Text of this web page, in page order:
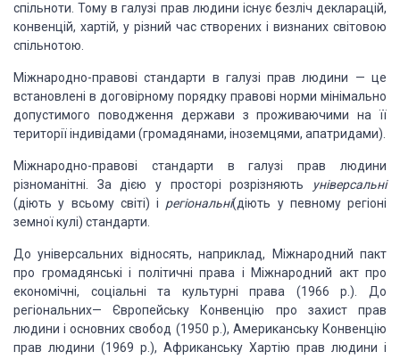
спільноти. Тому в галузі прав людини існує безліч декла­рацій,
конвенцій, хартій, у різний час створених і визнаних світовою
спільнотою.
Міжнародно-правові стандарти в галузі прав люди­ни —це
встановлені в договірному порядку правові норми мінімально
допустимого поводження держави з проживаючими на її
території індивідами (громадянами, іноземця­ми, апатридами).
Міжнародно-правові стандарти в галузі прав людини
різноманітні. За дією у просторі розрізняють
універсальні
(діють у всьому світі) і регіональні(діють у певному регіо­ні
земної кулі) стандарти.
До універсальних відносять, наприклад, Міжнарод­ний пакт
про громадянські і політичні права і Міжнарод­ний акт про
економічні, соціальні та культурні права (1966p .). До
регіональних—Європейську Конвенцію про захист прав
людини і основних свобод (1950 p .), Американ­ську Конвенцію
прав людини (1969 p .), Африканську Хар­тію прав людини і